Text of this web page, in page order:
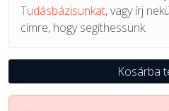
Tudásbázisunkat, vagy írj
címre, hogy segíthessünk.
Kosárba